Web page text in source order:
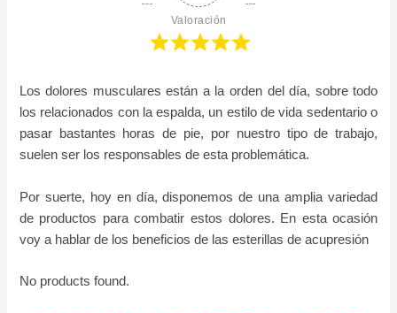
Valoración
Los dolores musculares están a la orden del día, sobre todo
los relacionados con la espalda, un estilo de vida sedentario o
pasar bastantes horas de pie, por nuestro tipo de trabajo,
suelen ser los responsables de esta problemática.
Por suerte, hoy en día, disponemos de una amplia variedad
de productos para combatir estos dolores. En esta ocasión
voy a hablar de los beneficios de las esterillas de acupresión
No products found.